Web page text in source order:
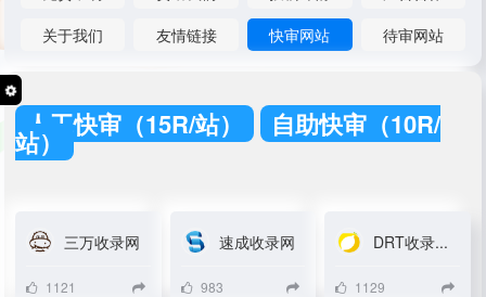
关于我们
友情链接 快审网站 待审网站
人工快审（15R/站） 自助快审（10R/
站）
三万收录网
1121
速成收录网
983
DRT收录...
1129